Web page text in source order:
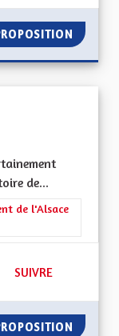
de...
l'Education et
de l'Alsace
49 ABONNÉS
SUIVRE